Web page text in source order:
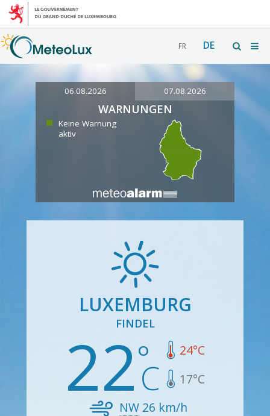
FR DE
06.08.2026 07.08.2026
WARNUNGEN
Keine Warnung
aktiv
LUXEMBURG
FINDEL
22 24°C
17°C
NW26 km/h